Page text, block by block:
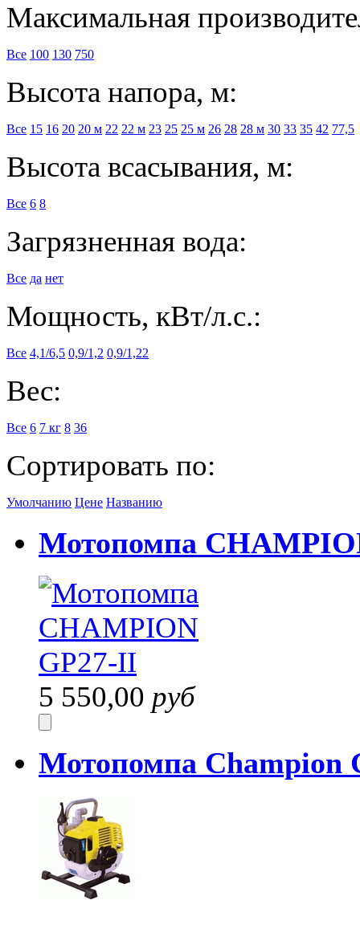
Максимальная
Все 100 130 750
Высота напора, м:
Все 15 16 20 20 м 22 22 м 23 25 25 м 26 28 28 м 30 33 35 42 77,5
Высота всасывания, м:
Все 6 8
Загрязненная вода:
Все да нет
Мощность, кВт/л.с.:
Все 4,1/6,5 0,9/1,2 0,9/1,22
Вес:
Все 6 7 кг 8 36
Сортировать по:
Умолчанию Цене Названию
Мотопомпа
5 550,00 руб
Мотопомпа Champion